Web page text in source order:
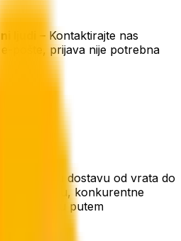
ljudi
– Kontaktirajte nas
pošte, prijava nije potrebna
kurirsku dostavu od vrata do
vremenu, konkurentne
narudžbu putem